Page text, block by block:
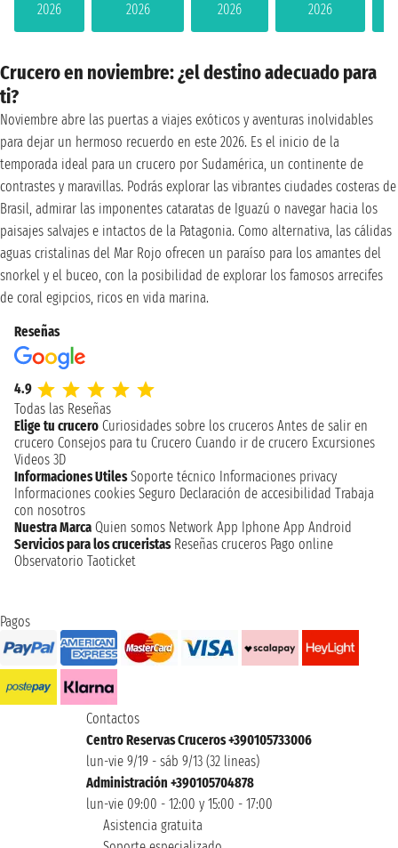
2026
2026
2026
2026
Crucero en noviembre: ¿el destino adecuado para
ti?
Noviembre abre las puertas a viajes exóticos y aventuras inolvidables
para dejar un hermoso recuerdo en este 2026. Es el inicio de la
temporada ideal para un crucero por Sudamérica, un continente de
contrastes y maravillas. Podrás explorar las vibrantes ciudades costeras de
Brasil, admirar las imponentes cataratas de Iguazú o navegar hacia los
paisajes salvajes e intactos de la Patagonia. Como alternativa, las cálidas
aguas cristalinas del Mar Rojo ofrecen un paraíso para los amantes del
snorkel y el buceo, con la posibilidad de explorar los famosos arrecifes
de coral egipcios, ricos en vida marina.
Reseñas
4.9
Todas las Reseñas
Elige tu crucero Curiosidades sobre los cruceros Antes de salir en
crucero Consejos para tu Crucero Cuando ir de crucero Excursiones
Videos 3D
Informaciones Utiles Soporte técnico Informaciones privacy
Informaciones cookies Seguro Declaración de accesibilidad Trabaja
con nosotros
Nuestra Marca Quien somos Network App Iphone App Android
Servicios para los cruceristas Reseñas cruceros Pago online
Observatorio Taoticket
Pagos
Contactos
Centro Reservas Cruceros +390105733006
lun-vie 9/19 - sáb 9/13 (32 lineas)
Administración +390105704878
lun-vie 09:00 - 12:00 y 15:00 - 17:00
Asistencia gratuita